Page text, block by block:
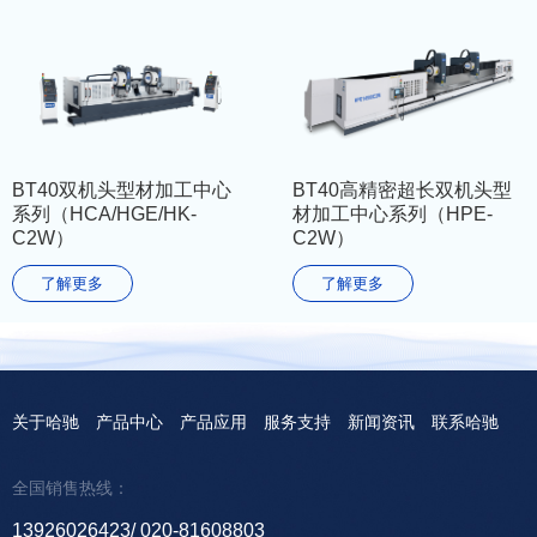
BT40双机头型材加工中心
系列（HCA/HGE/HK-
C2W）
了解更多
BT40高精密超长双机头型
材加工中心系列（HPE-
C2W）
了解更多
关于哈驰 产品中心 产品应用 服务支持 新闻资讯 联系哈驰
全国销售热线：
13926026423 020-81608803